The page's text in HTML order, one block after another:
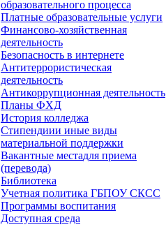
образовательного процесса
Платные образовательные услуги
Финансово-хозяйственная
деятельность
Безопасность в интернете
Антитеррористическая
деятельность
Антикоррупционная деятельность
Планы ФХД
История колледжа
Стипендиии иные виды
материальной поддержки
Вакантные местадля приема
(перевода)
Библиотека
Учетная политика ГБПОУ СКСС
Программы воспитания
Доступная среда